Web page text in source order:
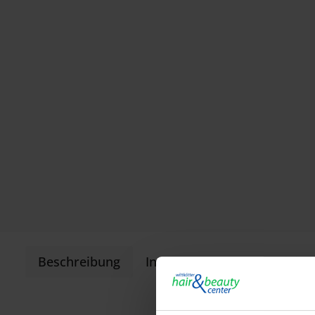
Beschreibung Informationen zur